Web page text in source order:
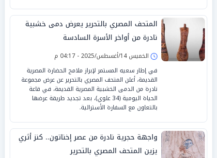
المتحف المصري بالتحرير يعرض دمى خشبية
نادرة من أواخر الأسرة السادسة
الخميس 14/أغسطس/2025 - 04:17 م
في إطار سعيه المستمر لإبراز ملامح الحضارة المصرية
القديمة، أعلن المتحف المصري بالتحرير عن عرض مجموعة
نادرة من الدمى الخشبية المصرية القديمة، في قاعة
الحياة اليومية (34 علوي)، بعد تجديد طريقة عرضها
بالتعاون مع السفارة الأسترالية.
واجهة حجرية نادرة من عصر إخناتون.. كنز أثري
يزين المتحف المصري بالتحرير